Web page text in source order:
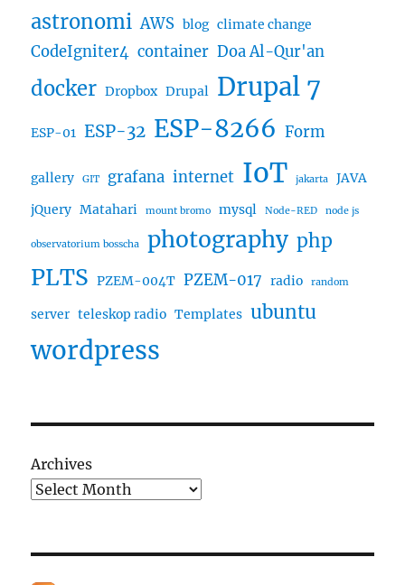
astronomi AWS blog climate change
CodeIgniter4 container Doa Al-Qur'an
docker Dropbox Drupal Drupal 7
ESP-01 ESP-32 ESP-8266 Form
gallery GIT grafana internet IoT jakarta
JAVA
jQuery Matahari mount bromo mysql Node-RED node js
observatorium bosscha photography php
PLTS PZEM-004T PZEM-017 radio random
server teleskop radio Templates ubuntu
wordpress
Archives